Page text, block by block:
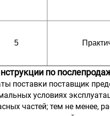
5
по
поставки поставщик
условиях
частей; тем не менее,